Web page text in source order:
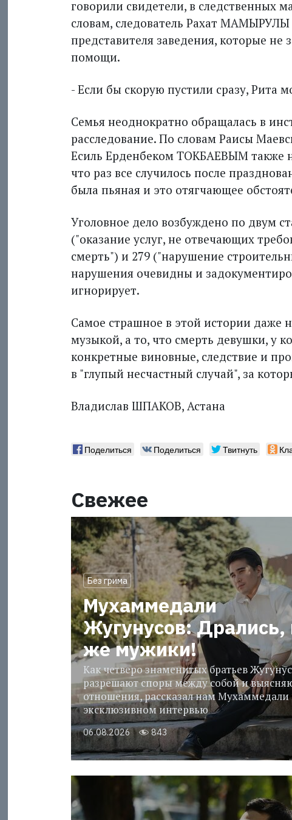
говорили свидетели, в следственных
словам, следователь Рахат МАМЫРУЛЫ
представителя заведения, которые не
помощи.
- Если бы скорую пустили сразу, Рита
Семья неоднократно обращалась в
расследование. По словам Раисы
Есиль Ерденбеком ТОКБАЕВЫМ также
что раз все случилось после
была пьяная и это отягчающее
Уголовное дело возбуждено по двум
("оказание услуг, не отвечающих
смерть") и 279 ("нарушение
нарушения очевидны и
игнорирует.
Самое страшное в этой истории даже
музыкой, а то, что смерть девушки, у
конкретные виновные, следствие и
в "глупый несчастный случай", за
Владислав ШПАКОВ, Астана
Поделиться Поделиться Твитнуть
Свежее
Без грима
Мухаммедали
Жугунусов:
же мужики!
Как четверо знаменитых братьев
разрешают споры между собой и
отношения, рассказал нам Мухаммедали
эксклюзивном интервью
06.08.2026 843